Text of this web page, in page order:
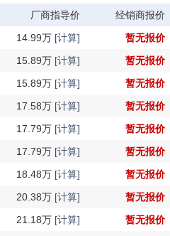
厂商指导价
经销商报价
14.99万 [计算]
暂无报价
15.89万 [计算]
暂无报价
15.89万 [计算]
暂无报价
17.58万 [计算]
暂无报价
17.79万 [计算]
暂无报价
17.79万 [计算]
暂无报价
18.48万 [计算]
暂无报价
20.38万 [计算]
暂无报价
21.18万 [计算]
暂无报价